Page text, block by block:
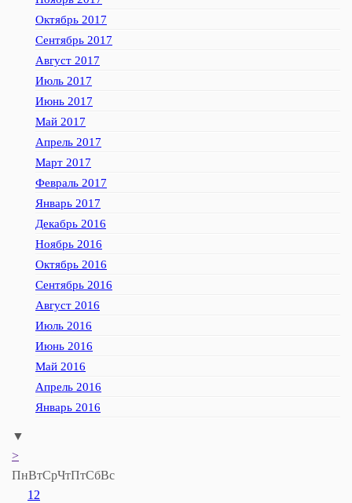
Октябрь 2017
Сентябрь 2017
Август 2017
Июль 2017
Июнь 2017
Май 2017
Апрель 2017
Март 2017
Февраль 2017
Январь 2017
Декабрь 2016
Ноябрь 2016
Октябрь 2016
Сентябрь 2016
Август 2016
Июль 2016
Июнь 2016
Май 2016
Апрель 2016
Январь 2016
▼
>
ПнВтСрЧтПтСбВс
1 2